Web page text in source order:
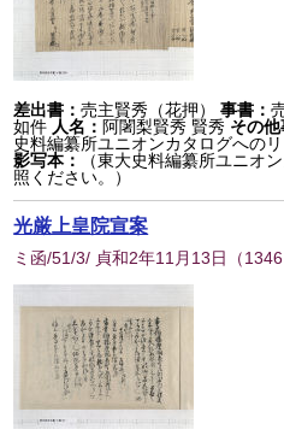
差出書：売主賢秀（花押） 事書：
如件 人名： 阿闍梨賢秀 賢秀 その他
史料編纂所ユニオンカタログへの
影写本：
（東大史料編纂所ユニオ
照ください。）
光厳上皇院宣案
ミ函/51/3/ 貞和2年11月13日 （1346